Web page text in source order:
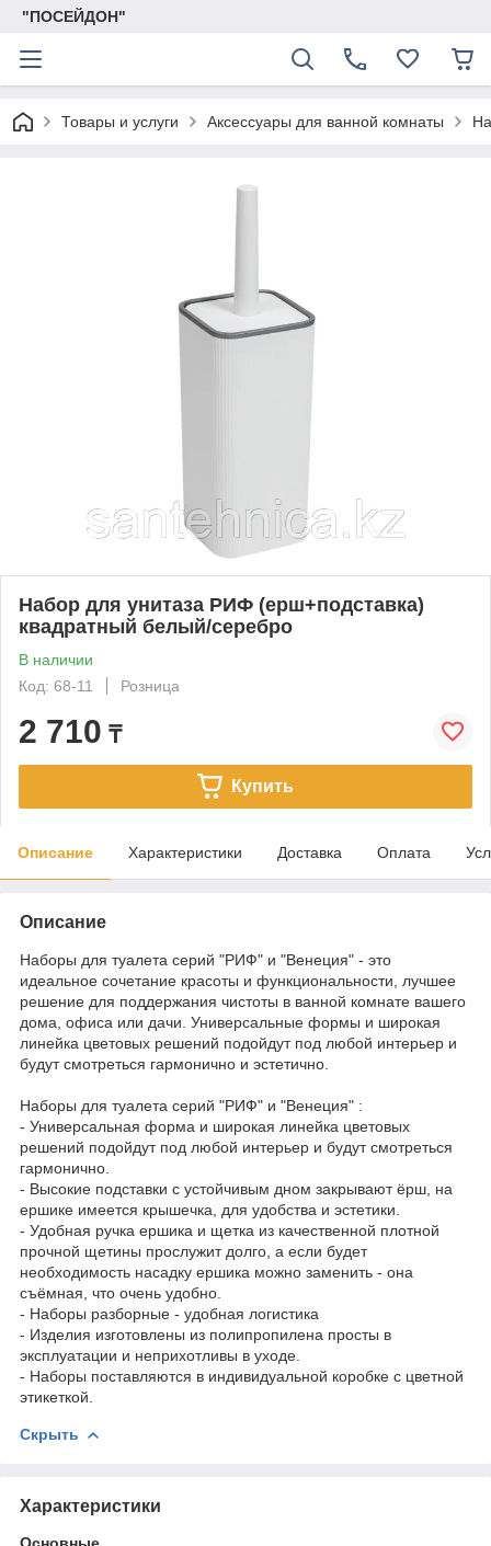
"ПОСЕЙДОН"
Товары и услуги Аксессуары для ванной комнаты
Набор для унитаза РИФ (ерш+подставка)
квадратный белый/серебро
В наличии
Код: 68-11
Розница
2 710 ₸
Купить
Описание Характеристики Доставка Оплата
Описание
Наборы для туалета серий "РИФ" и "Венеция" - это
идеальное сочетание красоты и функциональности, лучшее
решение для поддержания чистоты в ванной комнате вашего
дома, офиса или дачи. Универсальные формы и широкая
линейка цветовых решений подойдут под любой интерьер и
будут смотреться гармонично и эстетично.
Наборы для туалета серий "РИФ" и "Венеция" :
- Универсальная форма и широкая линейка цветовых
решений подойдут под любой интерьер и будут смотреться
гармонично.
- Высокие подставки с устойчивым дном закрывают ёрш, на
ершике имеется крышечка, для удобства и эстетики.
- Удобная ручка ершика и щетка из качественной плотной
прочной щетины прослужит долго, а если будет
необходимость насадку ершика можно заменить - она
съёмная, что очень удобно.
- Наборы разборные - удобная логистика
- Изделия изготовлены из полипропилена просты в
эксплуатации и неприхотливы в уходе.
- Наборы поставляются в индивидуальной коробке с цветной
этикеткой.
Скрыть
Характеристики
Основные